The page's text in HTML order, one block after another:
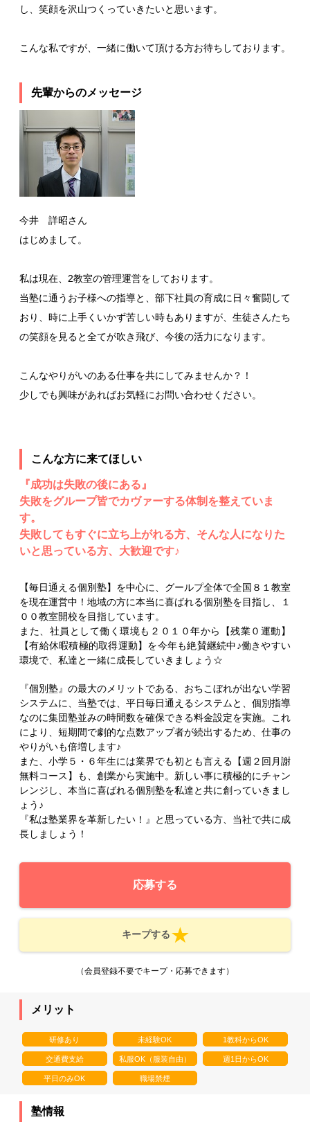
し、笑顔を沢山つくっていきたいと思います。
こんな私ですが、一緒に働いて頂ける方お待ちしております。
先輩からのメッセージ
今井 詳昭さん
はじめまして。
私は現在、2教室の管理運営をしております。
当塾に通うお子様への指導と、部下社員の育成に日々奮闘して
おり、時に上手くいかず苦しい時もありますが、生徒さんたち
の笑顔を見ると全てが吹き飛び、今後の活力になります。
こんなやりがいのある仕事を共にしてみませんか？！
少しでも興味があればお気軽にお問い合わせください。
こんな方に来てほしい
『成功は失敗の後にある』
失敗をグループ皆でカヴァーする体制を整えていま
す。
失敗してもすぐに立ち上がれる方、そんな人になりた
いと思っている方、大歓迎です♪
【毎日通える個別塾】を中心に、グールプ全体で全国８１教室
を現在運営中！地域の方に本当に喜ばれる個別塾を目指し、１
００教室開校を目指しています。
また、社員として働く環境も２０１０年から【残業０運動】
【有給休暇積極的取得運動】を今年も絶賛継続中♪働きやすい
環境で、私達と一緒に成長していきましょう☆
『個別塾』の最大のメリットである、おちこぼれが出ない学習
システムに、当塾では、平日毎日通えるシステムと、個別指導
なのに集団塾並みの時間数を確保できる料金設定を実施。これ
により、短期間で劇的な点数アップ者が続出するため、仕事の
やりがいも倍増します♪
また、小学５・６年生には業界でも初とも言える【週２回月謝
無料コース】も、創業から実施中。新しい事に積極的にチャン
レンジし、本当に喜ばれる個別塾を私達と共に創っていきまし
ょう♪
『私は塾業界を革新したい！』と思っている方、当社で共に成
長しましょう！
応募する
キープする
（会員登録不要でキープ・応募できます）
メリット
研修あり 未経験OK 1教科からOK
交通費支給 私服OK（服装自由） 週1日からOK
平日のみOK 職場禁煙
塾情報